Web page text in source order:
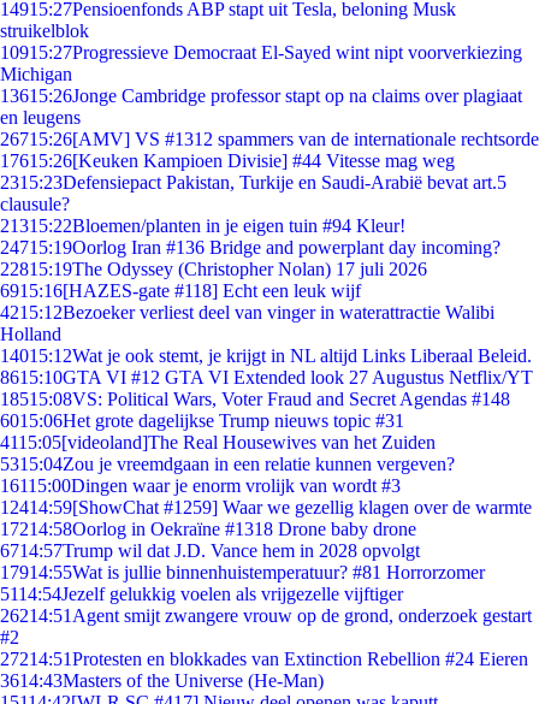
14915:27Pensioenfonds ABP stapt uit Tesla, beloning Musk
struikelblok
10915:27Progressieve Democraat El-Sayed wint nipt voorverkiezing
Michigan
13615:26Jonge Cambridge professor stapt op na claims over plagiaat
en leugens
26715:26[AMV] VS #1312 spammers van de internationale rechtsorde
17615:26[Keuken Kampioen Divisie] #44 Vitesse mag weg
2315:23Defensiepact Pakistan, Turkije en Saudi-Arabië bevat art.5
clausule?
21315:22Bloemen/planten in je eigen tuin #94 Kleur!
24715:19Oorlog Iran #136 Bridge and powerplant day incoming?
22815:19The Odyssey (Christopher Nolan) 17 juli 2026
6915:16[HAZES-gate #118] Echt een leuk wijf
4215:12Bezoeker verliest deel van vinger in waterattractie Walibi
Holland
14015:12Wat je ook stemt, je krijgt in NL altijd Links Liberaal Beleid.
8615:10GTA VI #12 GTA VI Extended look 27 Augustus Netflix/YT
18515:08VS: Political Wars, Voter Fraud and Secret Agendas #148
6015:06Het grote dagelijkse Trump nieuws topic #31
4115:05[videoland]The Real Housewives van het Zuiden
5315:04Zou je vreemdgaan in een relatie kunnen vergeven?
16115:00Dingen waar je enorm vrolijk van wordt #3
12414:59[ShowChat #1259] Waar we gezellig klagen over de warmte
17214:58Oorlog in Oekraïne #1318 Drone baby drone
6714:57Trump wil dat J.D. Vance hem in 2028 opvolgt
17914:55Wat is jullie binnenhuistemperatuur? #81 Horrorzomer
5114:54Jezelf gelukkig voelen als vrijgezelle vijftiger
26214:51 Agent smijt zwangere vrouw op de grond, onderzoek gestart
#2
27214:51Protesten en blokkades van Extinction Rebellion #24 Eieren
3614:43Masters of the Universe (He-Man)